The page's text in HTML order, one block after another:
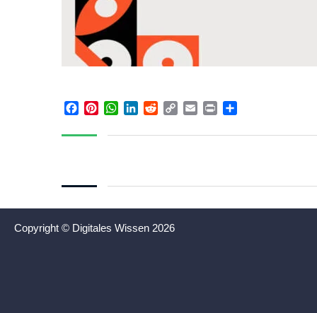
Facebook
PinterestWhatsApp
LinkedInRedditCopy Email Print
Copyright © Digitales Wissen 2026